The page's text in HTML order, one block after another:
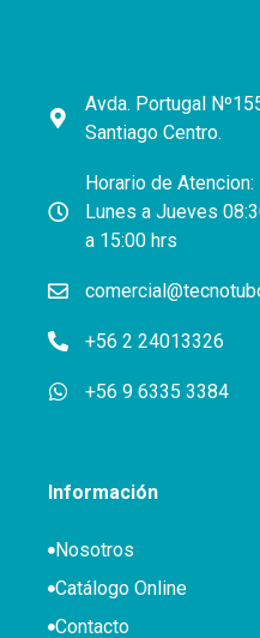
Avda. Portugal
Santiago Centro.
Horario de Atencion:
Lunes a Jueves
a 15:00 hrs
+56 2 24013326
+56 9 6335 3384
Información
Nosotros
Catálogo Online
Contacto